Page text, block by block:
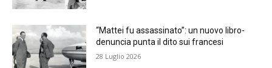
“Mattei fu assassinato”: un nuovo libro-
denuncia punta il dito sui francesi
28 Luglio 2026